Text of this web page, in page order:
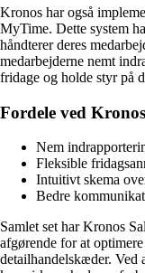
Kronos har også
MyTime. Dette system
håndterer deres
medarbejderne nemt
fridage og holde styr på
Fordele ved
Nem
Fleksible
Intuitivt skema
Bedre
Samlet set har Kronos
afgørende for at
detailhandelskæder. Ved